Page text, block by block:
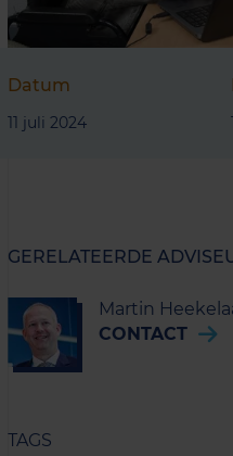
Datum
11 juli 2024
GERELATEERDE
Martin
CONTACT
TAGS